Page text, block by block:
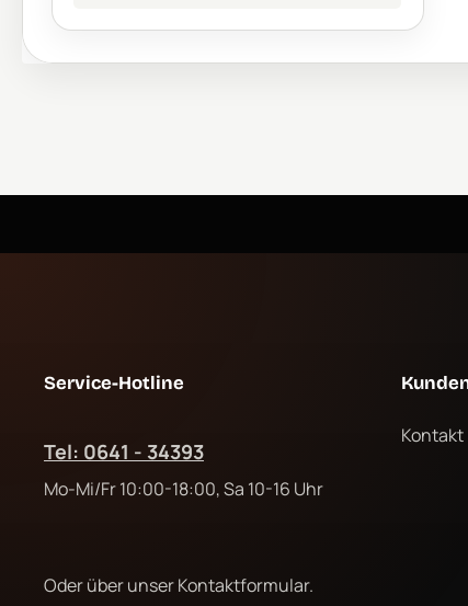
Service-Hotline
Tel: 0641 - 34393
Mo-Mi/Fr 10:00-18:00, Sa 10-16 Uhr
Oder über unserKontaktformular.
Kontakt